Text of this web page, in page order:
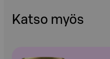
Katso myös